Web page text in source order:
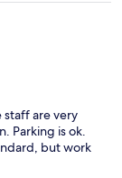
staff are very
Parking is ok.
but work